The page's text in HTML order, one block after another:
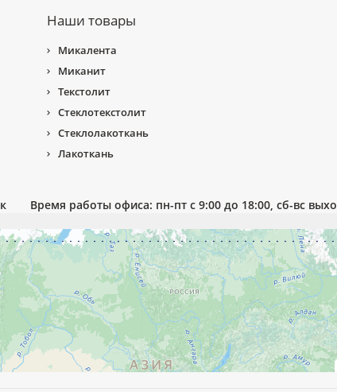
Наши товары
Микалента
Миканит
Текстолит
Стеклотекстолит
Стеклолакоткань
Лакоткань
Время работы офиса: пн-пт с 9:00 до 18:00, сб-вс